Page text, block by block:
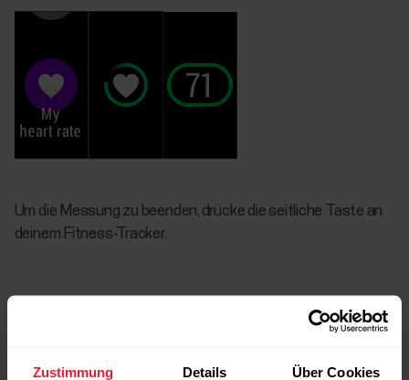
Zustimmung Details Über Cookies
Um die Messung zu beenden, drücke die seitliche Taste an
deinem Fitness-Tracker.